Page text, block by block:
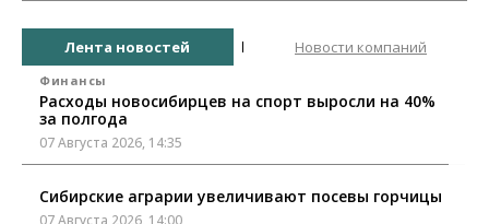
Лента новостей Новости компаний
Финансы
Расходы новосибирцев на спорт выросли на 40%
за полгода
07 Августа 2026, 14:35
Сибирские аграрии увеличивают посевы горчицы